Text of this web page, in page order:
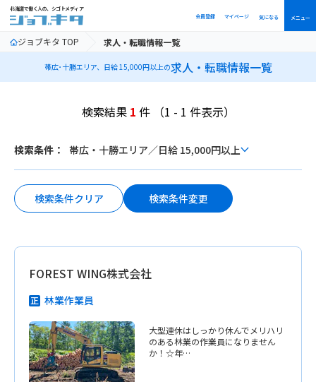
北海道で働く人の、シゴトメディア
会員登録
マイページ 気になる メニュー
ジョブキタ TOP 求人・転職情報一覧
帯広･十勝エリア、日給 15,000円以上の求人・転職情報一覧
検索結果 1 件 （1 - 1 件表示）
検索条件： 帯広・十勝エリア／日給 15,000円以上ボ
ン
検索条件クリア
検索条件変更
FOREST WING株式会社
林業作業員
大型連休はしっかり休んでメリハリ
のある林業の作業員になりません
か！☆年…